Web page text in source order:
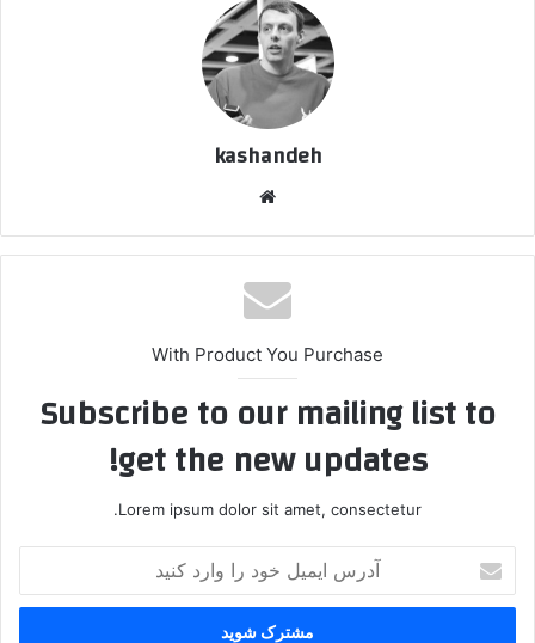
kashandeh
With Product You Purchase
Subscribe to our mailing list to
get the new updates!
Lorem ipsum dolor sit amet, consectetur.
ایمیل
خود